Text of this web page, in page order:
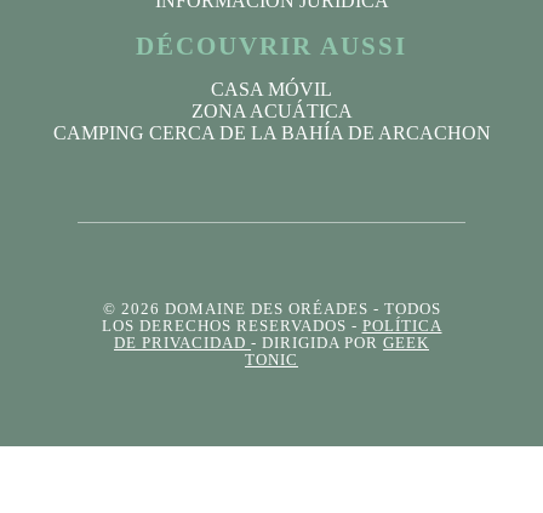
DÉCOUVRIR AUSSI
CASA MÓVIL
ZONA ACUÁTICA
CAMPING CERCA DE LA BAHÍA DE ARCACHON
© 2026 DOMAINE DES ORÉADES - TODOS
LOS DERECHOS RESERVADOS - POLÍTICA
DE PRIVACIDAD - DIRIGIDA POR GEEK
TONIC